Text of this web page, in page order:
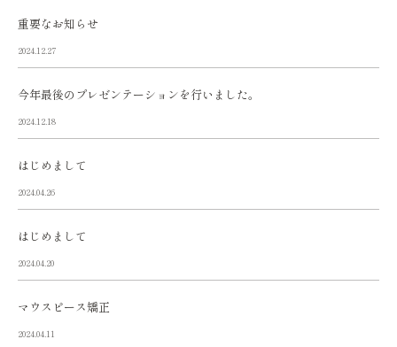
重要なお知らせ
2024.12.27
今年最後のプレゼンテーションを行いました。
2024.12.18
はじめまして
2024.04.26
はじめまして
2024.04.20
マウスピース矯正
2024.04.11